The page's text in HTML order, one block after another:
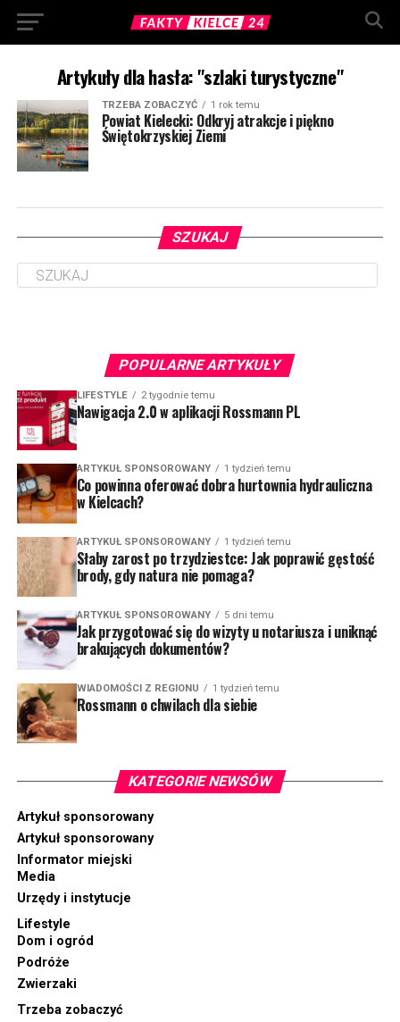
Artykuły dla hasła: "szlaki turystyczne"
TRZEBA ZOBACZYĆ 1 rok temu
Powiat Kielecki: Odkryj atrakcje i piękno
Świętokrzyskiej Ziemi
SZUKAJ
POPULARNE ARTYKUŁY
LIFESTYLE 2 tygodnie temu
Nawigacja 2.0 w aplikacji Rossmann PL
ARTYKUŁ SPONSOROWANY 1 tydzień temu
Co powinna oferować dobra hurtownia hydrauliczna
w Kielcach?
ARTYKUŁ SPONSOROWANY 1 tydzień temu
Słaby zarost po trzydziestce: Jak poprawić gęstość
brody, gdy natura nie pomaga?
ARTYKUŁ SPONSOROWANY 5 dni temu
Jak przygotować się do wizyty u notariusza i uniknąć
brakujących dokumentów?
WIADOMOŚCI Z REGIONU 1 tydzień temu
Rossmann o chwilach dla siebie
KATEGORIE NEWSÓW
Artykuł sponsorowany
Artykuł sponsorowany
Informator miejski
Media
Urzędy i instytucje
Lifestyle
Dom i ogród
Podróże
Zwierzaki
Trzeba zobaczyć